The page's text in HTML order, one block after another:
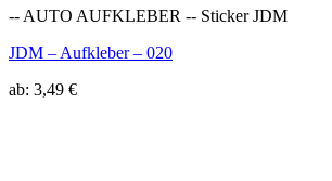
-- AUTO AUFKLEBER -- Sticker JDM
JDM – Aufkleber – 020
ab: 3,49 €